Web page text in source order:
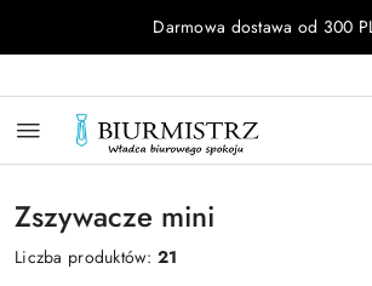
Przejdź do treści głównej
Przejdź do wyszukiwarki
Przejdź do moje konto
Przejdź do menu głównego
Przejdź do stopkiDarmowa dostawa od 300
Zszywacze mini
Liczba produktów:21